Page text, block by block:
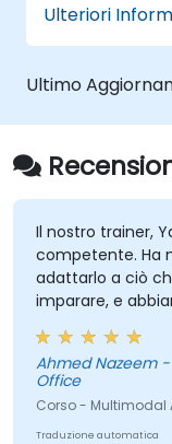
Costruire
di
Valutare
alla
Ulteriori
Ultimo
Il nostro trainer,
competente. Ha
adattarlo a ciò
imparare, e
apprendimento
settore in cui
condiviso
aiutato a
affrontando nel
Ahmed Nazeem
Office
Corso - Multimodal
Traduzione automatica